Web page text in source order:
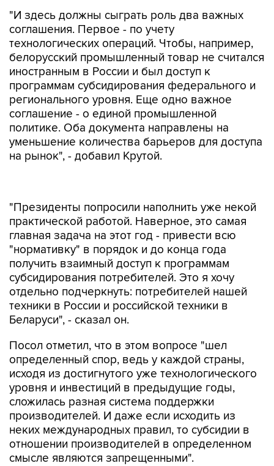
"И здесь должны сыграть роль два важных
соглашения. Первое - по учету
технологических операций. Чтобы, например,
белорусский промышленный товар не считался
иностранным в России и был доступ к
программам субсидирования федерального и
регионального уровня. Еще одно важное
соглашение - о единой промышленной
политике. Оба документа направлены на
уменьшение количества барьеров для доступа
на рынок", - добавил Крутой.
главная задача на этот год - привести всю
"нормативку" в порядок и до конца года
получить взаимный доступ к программам
субсидирования потребителей. Это я хочу
отдельно подчеркнуть: потребителей нашей
техники в России и российской техники в
Беларуси", - сказал он.
Посол отметил, что в этом вопросе "шел
исходя из достигнутого уже технологического
уровня и инвестиций в предыдущие годы,
сложилась разная система поддержки
производителей. И даже если исходить из
неких международных правил, то субсидии в
отношении производителей в определенном
смысле являются запрещенными".
"Но потребителей никто не запрещает